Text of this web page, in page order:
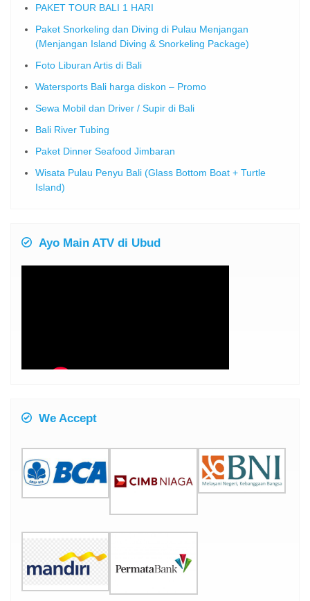
PAKET TOUR BALI 1 HARI
Paket Snorkeling dan Diving di Pulau Menjangan
(Menjangan Island Diving & Snorkeling Package)
Foto Liburan Artis di Bali
Watersports Bali harga diskon – Promo
Sewa Mobil dan Driver / Supir di Bali
Bali River Tubing
Paket Dinner Seafood Jimbaran
Wisata Pulau Penyu Bali (Glass Bottom Boat + Turtle
Island)
Ayo Main ATV di Ubud
We Accept